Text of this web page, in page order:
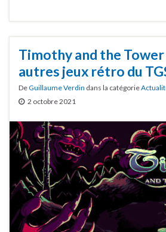
Timothy and the
autres jeux rétro du
DeGuillaume Verdin dans la catégorie
2 octobre 2021